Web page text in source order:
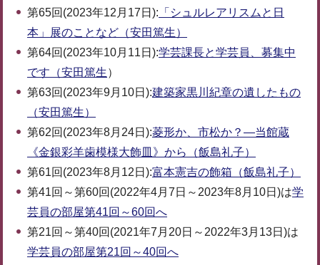
第65回(2023年12月17日): 「シュルレアリスムと日
本」展のことなど（安田篤生）
第64回(2023年10月11日):学芸課長と学芸員、募集中
です（安田篤生）
第63回(2023年9月10日):建築家黒川紀章の遺したもの
（安田篤生）
第62回(2023年8月24日):菱形か、市松か？―当館蔵
《金銀彩羊歯模様大飾皿》から（飯島礼子）
第61回(2023年8月12日):富本憲吉の飾箱 （飯島礼子）
第41回～第60回(2022年4月7日～2023年8月10日)は学
芸員の部屋第41回～60回へ
第21回～第40回(2021年7月20日～2022年3月13日)は
学芸員の部屋第21回～40回へ